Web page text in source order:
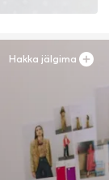
Hakka jälgima